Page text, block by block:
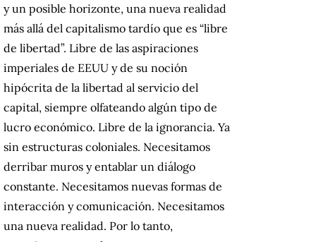
y un posible horizonte, una nueva realidad
más allá del capitalismo tardío que es “libre
de libertad”. Libre de las aspiraciones
imperiales de EEUU y de su noción
hipócrita de la libertad al servicio del
capital, siempre olfateando algún tipo de
lucro económico. Libre de la ignorancia. Ya
sin estructuras coloniales. Necesitamos
derribar muros y entablar un diálogo
constante. Necesitamos nuevas formas de
interacción y comunicación. Necesitamos
una nueva realidad. Por lo tanto,